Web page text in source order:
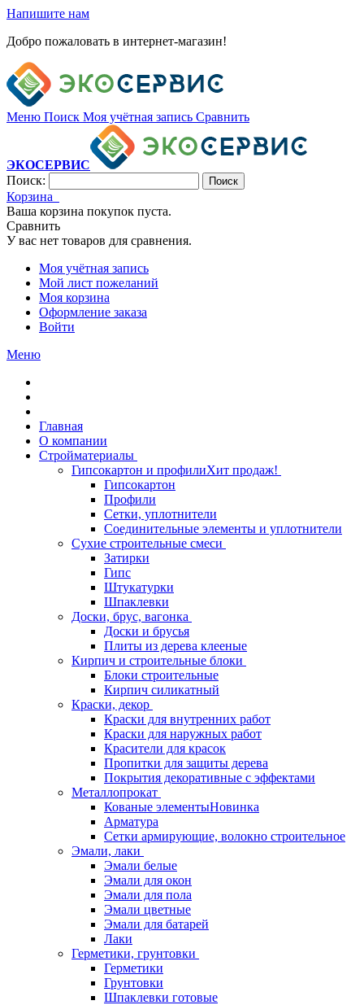
Напишите нам
Добро пожаловать в интернет-магазин!
Меню Поиск Моя учётная запись Сравнить
ЭКОСЕРВИС
Поиск:
Поиск
Корзина
Ваша корзина покупок пуста.
Сравнить
У вас нет товаров для сравнения.
Моя учётная запись
Мой лист пожеланий
Моя корзина
Оформление заказа
Войти
Меню
Главная
О компании
Стройматериалы
Гипсокартон и профилиХит продаж!
Гипсокартон
Профили
Сетки, уплотнители
Соединительные элементы и уплотнители
Сухие строительные смеси
Затирки
Гипс
Штукатурки
Шпаклевки
Доски, брус, вагонка
Доски и брусья
Плиты из дерева клееные
Кирпич и строительные блоки
Блоки строительные
Кирпич силикатный
Краски, декор
Краски для внутренних работ
Краски для наружных работ
Красители для красок
Пропитки для защиты дерева
Покрытия декоративные с эффектами
Металлопрокат
Кованые элементыНовинка
Арматура
Сетки армирующие, волокно строительное
Эмали, лаки
Эмали белые
Эмали для окон
Эмали для пола
Эмали цветные
Эмали для батарей
Лаки
Герметики, грунтовки
Герметики
Грунтовки
Шпаклевки готовые